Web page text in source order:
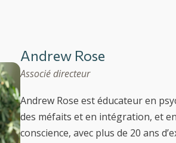
Andrew Rose
Associé directeur
Andrew Rose est éducateur en
des méfaits et en intégration, et
conscience, avec plus de 20 ans